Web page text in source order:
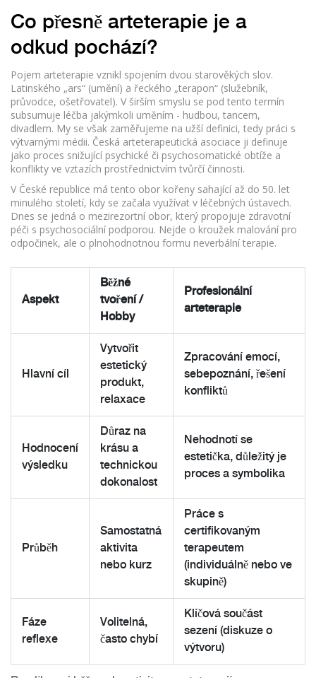
Co přesně arteterapie je a
odkud pochází?
Pojem arteterapie vznikl spojením dvou starověkých slov.
Latinského „ars“ (umění) a řeckého „terapon“ (služebník,
průvodce, ošetřovatel). V širším smyslu se pod tento termín
subsumuje léčba jakýmkoli uměním - hudbou, tancem,
divadlem. My se však zaměřujeme na užší definici, tedy práci s
výtvarnými médii. Česká arteterapeutická asociace ji definuje
jako proces snižující psychické či psychosomatické obtíže a
konflikty ve vztazích prostřednictvím tvůrčí činnosti.
V České republice má tento obor kořeny sahající až do 50. let
minulého století, kdy se začala využívat v léčebných ústavech.
Dnes se jedná o mezirezortní obor, který propojuje zdravotní
péči s psychosociální podporou. Nejde o kroužek malování pro
odpočinek, ale o plnohodnotnou formu neverbální terapie.
Aspekt
Běžné
tvoření /
Hobby
Profesionální
arteterapie
Hlavní cíl
Vytvořit
estetický
produkt,
relaxace
Zpracování emocí,
sebepoznání, řešení
konfliktů
Hodnocení
výsledku
Důraz na
krásu a
technickou
dokonalost
Nehodnotí se
estetička, důležitý je
proces a symbolika
Průběh
Samostatná
aktivita
nebo kurz
Práce s
certifikovaným
terapeutem
(individuálně nebo ve
skupině)
Fáze
reflexe
Volitelná,
často chybí
Klíčová součást
sezení (diskuze o
výtvoru)